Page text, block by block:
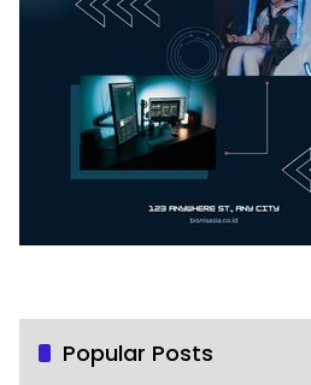
Popular Posts